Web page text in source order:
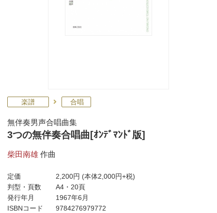
楽譜 合唱
無伴奏男声合唱曲集
3つの無伴奏合唱曲[ｵﾝﾃﾞﾏﾝﾄﾞ版]
柴田南雄 作曲
定価 2,200円 (本体2,000円+税)
判型・頁数
A4・20頁
発行年月
1967年6月
ISBNコード
9784276979772